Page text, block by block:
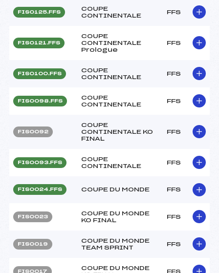
FIS0125.FFS
COUPE
CONTINENTALE
FFS
FIS0121.FFS
COUPE
CONTINENTALE
Prologue
FFS
FIS0100.FFS
COUPE
CONTINENTALE
FFS
FIS0098.FFS
COUPE
CONTINENTALE
FFS
FIS0092
COUPE
CONTINENTALE KO
FINAL
FFS
FIS0093.FFS
COUPE
CONTINENTALE
FFS
FIS0024.FFS COUPE DU MONDE FFS
FIS0023
COUPE DU MONDE
KO FINAL
FFS
FIS0019
COUPE DU MONDE
TEAM SPRINT
FFS
FIS0017
COUPE DU MONDE
FFS